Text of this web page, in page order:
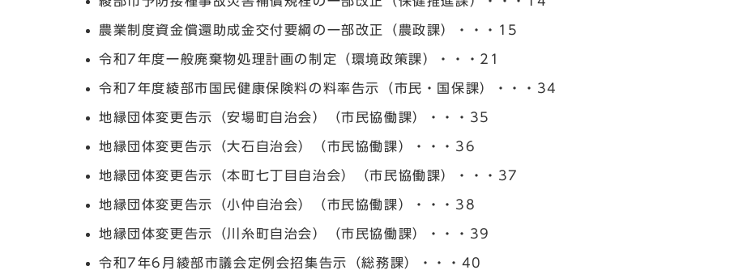
農業制度資金償還助成金交付要綱の一部改正（農政課）・・・15
令和7年度一般廃棄物処理計画の制定（環境政策課）・・・21
令和7年度綾部市国民健康保険料の料率告示（市民・国保課）・・・34
地縁団体変更告示（安場町自治会）（市民協働課）・・・35
地縁団体変更告示（大石自治会）（市民協働課）・・・36
地縁団体変更告示（本町七丁目自治会）（市民協働課）・・・37
地縁団体変更告示（小仲自治会）（市民協働課）・・・38
地縁団体変更告示（川糸町自治会）（市民協働課）・・・39
令和7年6月綾部市議会定例会招集告示（総務課）・・・40